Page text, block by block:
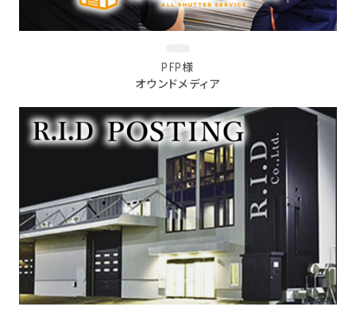
PFP様
オウンドメディア